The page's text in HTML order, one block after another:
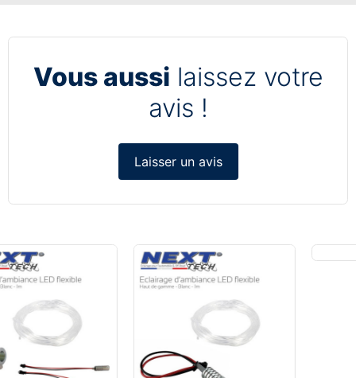
Vous aussi laissez votre
avis !
Laisser un avis